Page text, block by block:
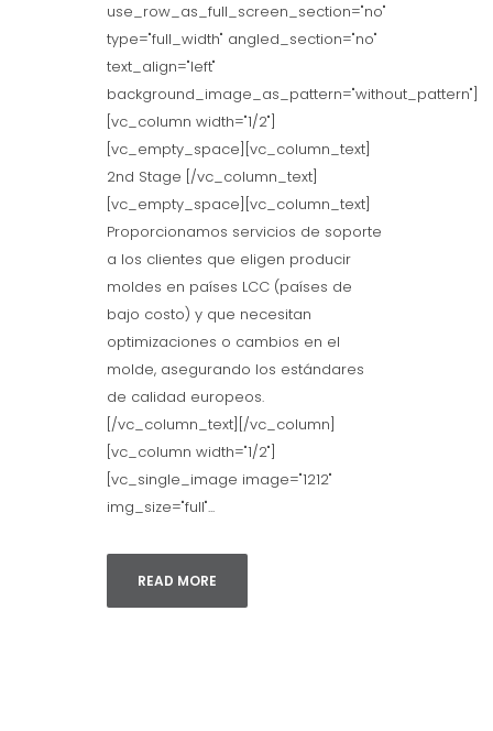
use_row_as_full_screen_section="no"
type="full_width" angled_section="no"
text_align="left"
background_image_as_pattern="without_pattern"]
[vc_column width="1/2"]
[vc_empty_space][vc_column_text]
2nd Stage [/vc_column_text]
[vc_empty_space][vc_column_text]
Proporcionamos servicios de soporte
a los clientes que eligen producir
moldes en países LCC (países de
bajo costo) y que necesitan
optimizaciones o cambios en el
molde, asegurando los estándares
de calidad europeos.
[/vc_column_text][/vc_column]
[vc_column width="1/2"]
[vc_single_image image="1212"
img_size="full"...
READ MORE